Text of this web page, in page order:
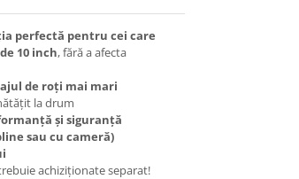
perfectă pentru cei care
10 inch, fără a afecta
de roți mai mari
la drum
și siguranță
sau cu cameră)
achiziționate separat!